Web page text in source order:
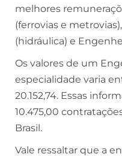
melhores
(ferrovias e
(hidráulica) e
Os valores de um
especialidade varia
20.152,74. Essas
10.475,00
Brasil.
Vale ressaltar que a